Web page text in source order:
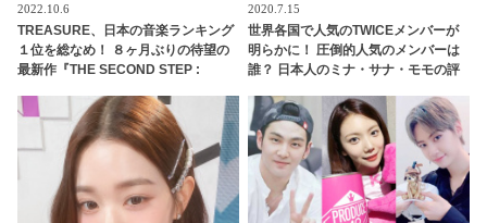
2022.10.6
TREASURE、日本の音楽ランキング
１位を総なめ！ ８ヶ月ぶりの待望の
最新作『THE SECOND STEP :
ス！ AWAではリアルタイム急上昇ラ
ンキング１位から27位までを独
占・・ 日本での熱い人気を証明
2020.7.15
世界各国で人気のTWICEメンバーが
明らかに！ 圧倒的人気のメンバーは
誰？ 日本人のミナ・サナ・モモの評